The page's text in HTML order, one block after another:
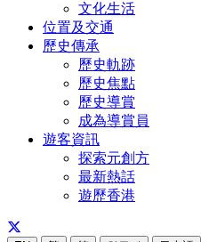
文化生活
位置及交通
歷史傳承
歷史軌跡
歷史焦點
歷史導賞
成為導賞員
遊客資訊
探索元創方
最新熱話
遊歷香港